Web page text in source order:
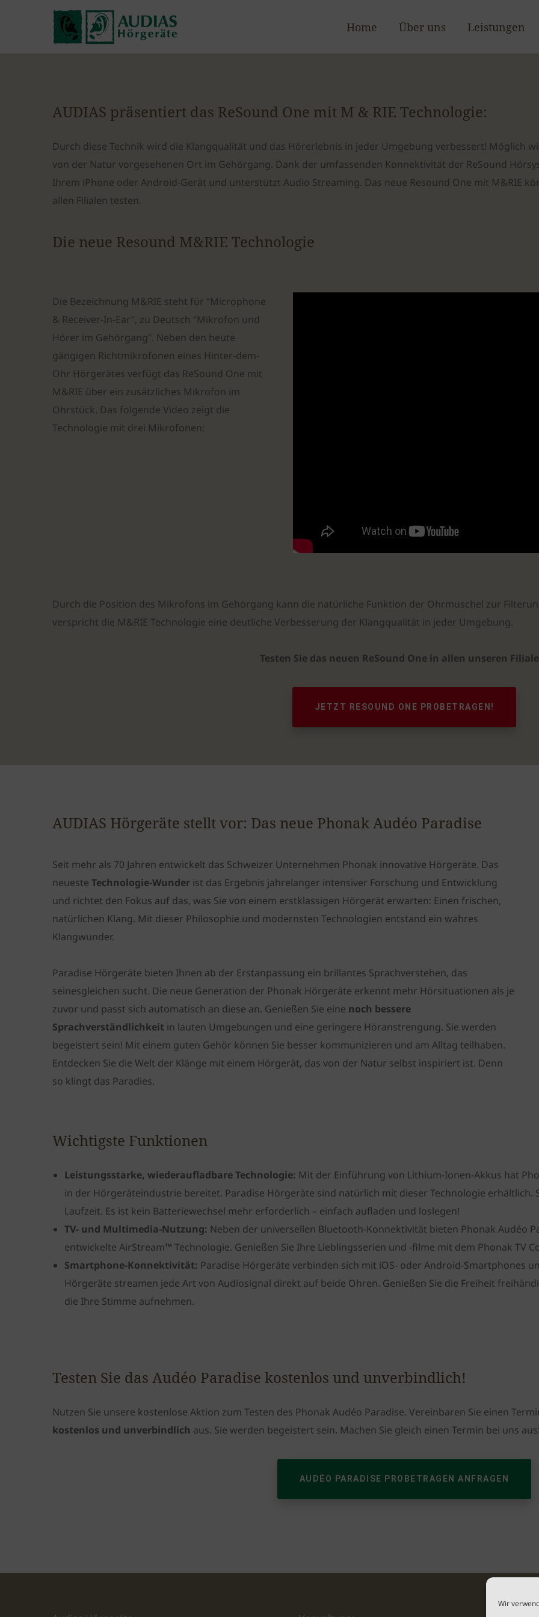
Wir
Home Über uns Leistungen
AUDIAS präsentiert das ReSound One mit M & RIE Technologie:
Durch diese Technik wird die Klangqualität und das Hörerlebnis in jeder Umgebung verbessert! Möglich
von der Natur vorgesehenen Ort im Gehörgang. Dank der umfassenden Konnektivität der ReSound
Ihrem iPhone oder Android-Gerät und unterstützt Audio Streaming. Das neue Resound One mit M&RIE
allen Filialen testen.
Die neue Resound M&RIE Technologie
Die Bezeichnung M&RIE steht für “Microphone
& Receiver-In-Ear”, zu Deutsch “Mikrofon und
Hörer im Gehörgang”. Neben den heute
gängigen Richtmikrofonen eines Hinter-dem-
Ohr Hörgerätes verfügt das ReSound One mit
M&RIE über ein zusätzliches Mikrofon im
Ohrstück. Das folgende Video zeigt die
Technologie mit drei Mikrofonen:
Durch die Position des Mikrofons im Gehörgang kann die natürliche Funktion der Ohrmuschel zur
verspricht die M&RIE Technologie eine deutliche Verbesserung der Klangqualität in jeder Umgebung.
Testen Sie das neuen ReSound One in allen unseren
JETZT RESOUND ONE PROBETRAGEN!
AUDIAS Hörgeräte stellt vor: Das neue Phonak Audéo Paradise
Seit mehr als 70 Jahren entwickelt das Schweizer Unternehmen Phonak innovative Hörgeräte. Das
neueste Technologie-Wunder ist das Ergebnis jahrelanger intensiver Forschung und Entwicklung
und richtet den Fokus auf das, was Sie von einem erstklassigen Hörgerät erwarten: Einen frischen,
natürlichen Klang. Mit dieser Philosophie und modernsten Technologien entstand ein wahres
Klangwunder.
Paradise Hörgeräte bieten Ihnen ab der Erstanpassung ein brillantes Sprachverstehen, das
seinesgleichen sucht. Die neue Generation der Phonak Hörgeräte erkennt mehr Hörsituationen als je
zuvor und passt sich automatisch an diese an. Genießen Sie eine noch bessere
Sprachverständlichkeit in lauten Umgebungen und eine geringere Höranstrengung. Sie werden
begeistert sein! Mit einem guten Gehör können Sie besser kommunizieren und am Alltag teilhaben.
Entdecken Sie die Welt der Klänge mit einem Hörgerät, das von der Natur selbst inspiriert ist. Denn
so klingt das Paradies.
Wichtigste Funktionen
Leistungsstarke, wiederaufladbare Technologie: Mit der Einführung von Lithium-Ionen-Akkus hat
in der Hörgeräteindustrie bereitet. Paradise Hörgeräte sind natürlich mit dieser Technologie erhältlich.
Laufzeit. Es ist kein Batteriewechsel mehr erforderlich – einfach aufladen und loslegen!
TV- und Multimedia-Nutzung: Neben der universellen Bluetooth-Konnektivität bieten Phonak Audéo
entwickelte AirStream™ Technologie. Genießen Sie Ihre Lieblingsserien und -filme mit dem Phonak TV
Smartphone-Konnektivität: Paradise Hörgeräte verbinden sich mit iOS- oder Android-Smartphones
Hörgeräte streamen jede Art von Audiosignal direkt auf beide Ohren. Genießen Sie die Freiheit
die Ihre Stimme aufnehmen.
Testen Sie das Audéo Paradise kostenlos und unverbindlich!
Nutzen Sie unsere kostenlose Aktion zum Testen des Phonak Audéo Paradise. Vereinbaren Sie einen
kostenlos und unverbindlich aus. Sie werden begeistert sein. Machen Sie gleich einen Termin bei uns aus!
AUDÉO PARADISE PROBETRAGEN ANFRAGEN